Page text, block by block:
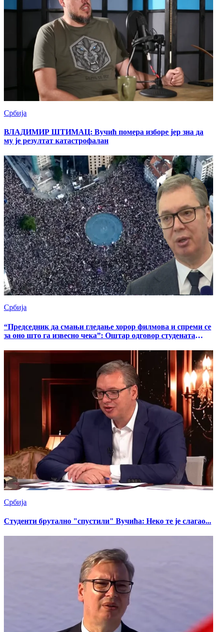
Србија
ВЛАДИМИР ШТИМАЦ: Вучић помера изборе јер зна да
му је резултат катастрофалан
Србија
“Председник да смањи гледање хорор филмова и спреми се
за оно што га извесно чека”: Оштар одговор студената
Србија
Студенти брутално "спустили" Вучића: Неко те је слагао...